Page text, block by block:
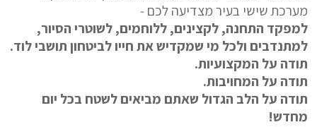
מערכת שישי בעיר מצדיעה לכם ‐
למפקד התחנה, לקצינים, ללוחמים, לשוטרי הסיור,
למתנדבים ולכל מי שמקדיש את חייו לביטחון תושבי לוד.
תודה על המקצועיות.
תודה על המחויבות.
תודה על הלב הגדול שאתם מביאים לשטח בכל יום
מחדש!